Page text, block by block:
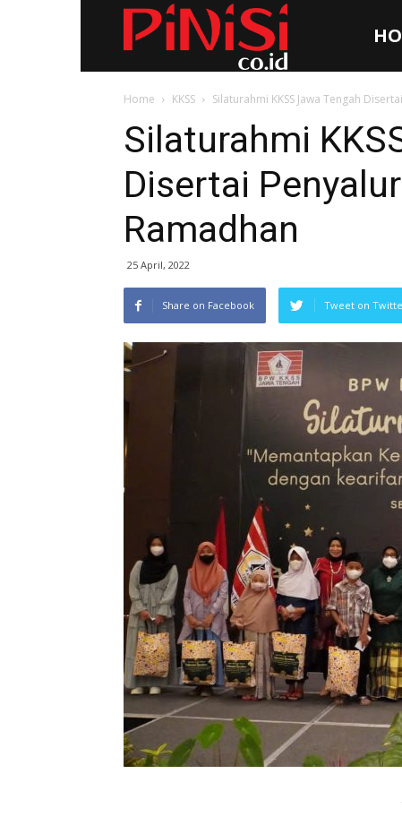
Home KKSS Silaturahmi KKSS Jawa Tengah
Silaturahmi
Disertai
Ramadhan
25 April, 2022
Share on Facebook Tweet on